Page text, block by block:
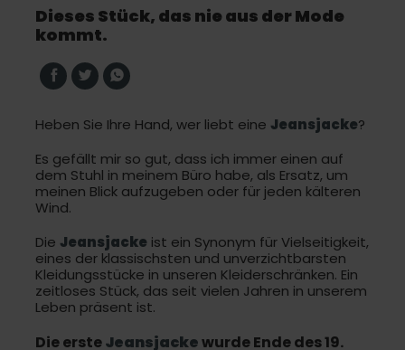
Dieses Stück, das nie aus der Mode
kommt.
Heben Sie Ihre Hand, wer liebt eine Jeansjacke?
Es gefällt mir so gut, dass ich immer einen auf
dem Stuhl in meinem Büro habe, als Ersatz, um
meinen Blick aufzugeben oder für jeden kälteren
Wind.
Die Jeansjacke ist ein Synonym für Vielseitigkeit,
eines der klassischsten und unverzichtbarsten
Kleidungsstücke in unseren Kleiderschränken. Ein
zeitloses Stück, das seit vielen Jahren in unserem
Leben präsent ist.
Die ersteJeansjackewurde Ende des 19.